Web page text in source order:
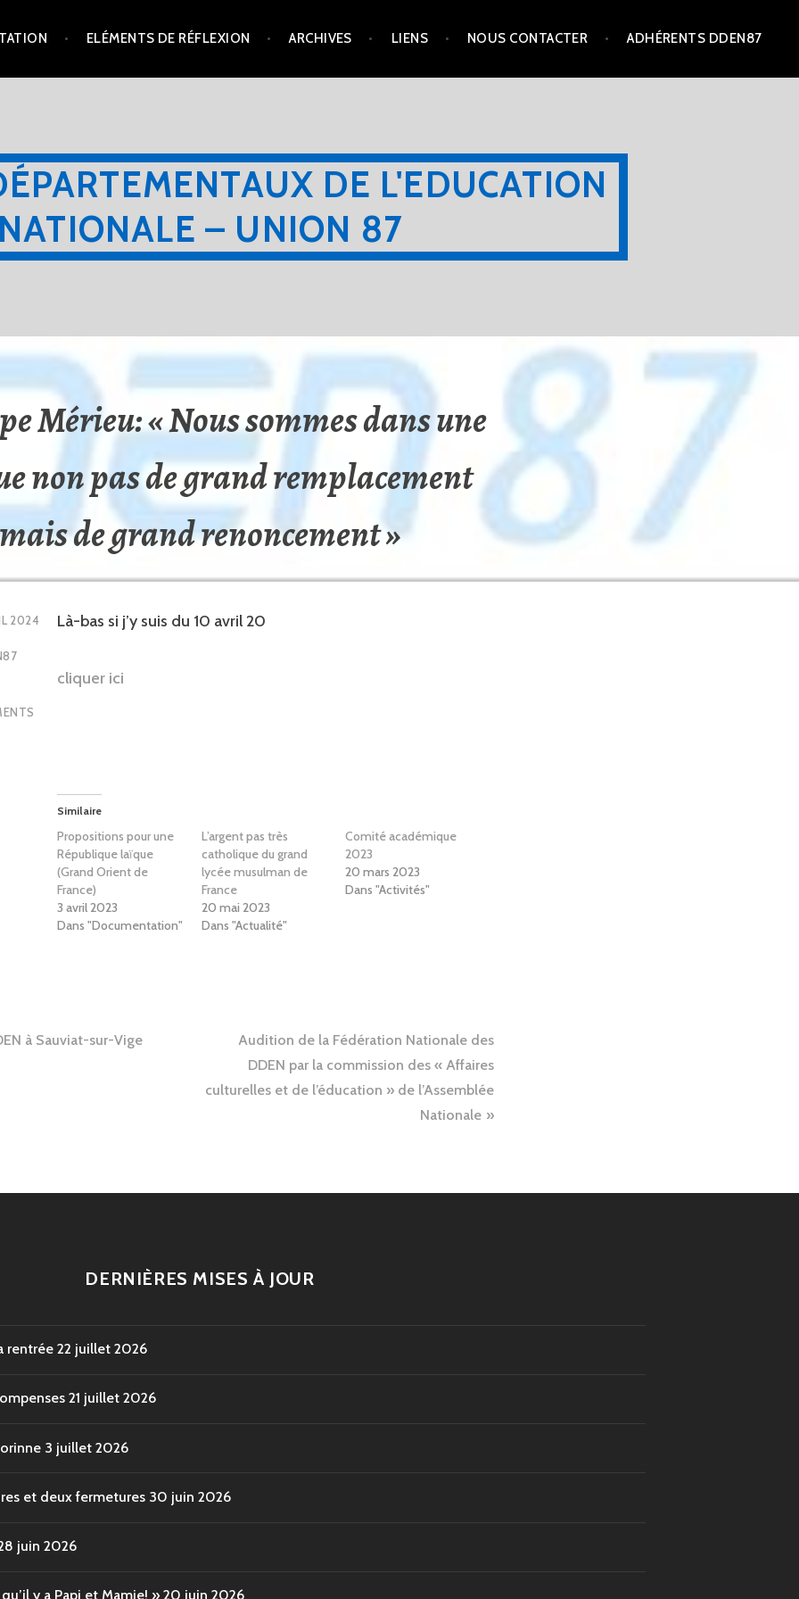
ELÉMENTS DE RÉFLEXION ARCHIVES LIENS NOUS CONTACTER ADHÉRENTS DDEN87
DE L'EDUCATION
NATIONALE – UNION 87
Mérieu: « Nous sommes dans une
non pas de grand remplacement
mais de grand renoncement »
2024 Là-bas si j’y suis du 10 avril 20
cliquer ici
Similaire
Propositions pour une
République laïque
(Grand Orient de
France)
3 avril 2023
Dans "Documentation"
L’argent pas très
catholique du grand
lycée musulman de
France
20 mai 2023
Dans "Actualité"
Comité académique
2023
20 mars 2023
Dans "Activités"
à Sauviat-sur-Vige
Audition de la Fédération Nationale des
DDEN par la commission des « Affaires
culturelles et de l’éducation » de l’Assemblée
Nationale
DERNIÈRES MISES À JOUR
rentrée 22 juillet 2026
21 juillet 2026
3 juillet 2026
et deux fermetures 30 juin 2026
juin 2026
y a Papi et Mamie! » 20 juin 2026